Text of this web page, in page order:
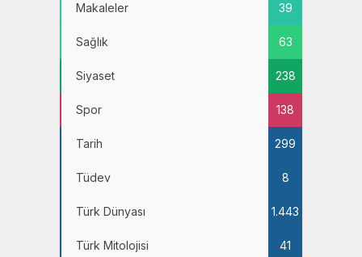
Makaleler 39
Sağlık 63
Siyaset 238
Spor 138
Tarih 299
Tüdev 8
Türk Dünyası 1.443
Türk Mitolojisi 41